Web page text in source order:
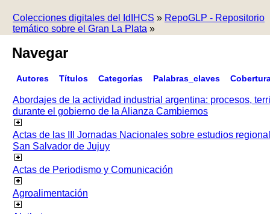
Colecciones digitales del IdIHCS » RepoGLP - Repositorio
temático sobre el Gran La Plata »
Navegar
Autores Títulos Categorías Palabras_claves
Abordajes de la actividad industrial argentina: procesos,
durante el gobierno de la Alianza Cambiemos
Actas de las III Jornadas Nacionales sobre estudios
San Salvador de Jujuy
Actas de Periodismo y Comunicación
Agroalimentación